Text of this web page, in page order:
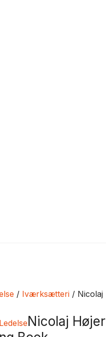
/ Iværksætteri / Nicolaj
Nicolaj Højer